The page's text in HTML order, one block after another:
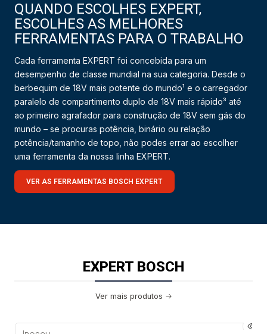
QUANDO ESCOLHES EXPERT,
ESCOLHES AS MELHORES
FERRAMENTAS PARA O TRABALHO
Cada ferramenta EXPERT foi concebida para um
desempenho de classe mundial na sua categoria. Desde o
berbequim de 18V mais potente do mundo¹ e o carregador
paralelo de compartimento duplo de 18V mais rápido³ até
ao primeiro agrafador para construção de 18V sem gás do
mundo – se procuras potência, binário ou relação
potência/tamanho de topo, não podes errar ao escolher
uma ferramenta da nossa linha EXPERT.
VER AS FERRAMENTAS BOSCH EXPERT
EXPERT BOSCH
Ver mais produtos